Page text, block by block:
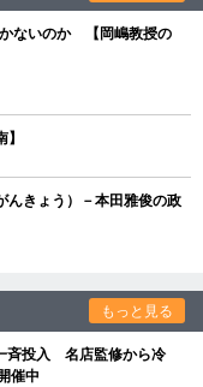
ないのか 【岡嶋教授の
きょう）－本田雅俊の政
もっと見る
斉投入 名店監修から冷
催中